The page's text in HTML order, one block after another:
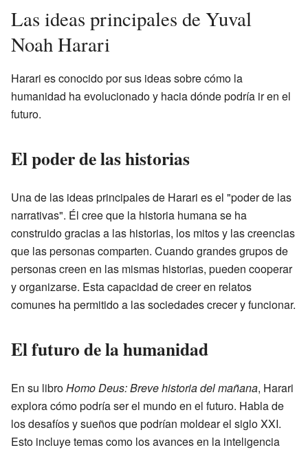
Las ideas principales de Yuval
Noah Harari
Harari es conocido por sus ideas sobre cómo la
humanidad ha evolucionado y hacia dónde podría ir en el
futuro.
El poder de las historias
Una de las ideas principales de Harari es el "poder de las
narrativas". Él cree que la historia humana se ha
construido gracias a las historias, los mitos y las creencias
que las personas comparten. Cuando grandes grupos de
personas creen en las mismas historias, pueden cooperar
y organizarse. Esta capacidad de creer en relatos
comunes ha permitido a las sociedades crecer y funcionar.
El futuro de la humanidad
En su libroHomo Deus: Breve historia del mañana, Harari
explora cómo podría ser el mundo en el futuro. Habla de
los desafíos y sueños que podrían moldear el siglo XXI.
Esto incluye temas como los avances en la inteligencia